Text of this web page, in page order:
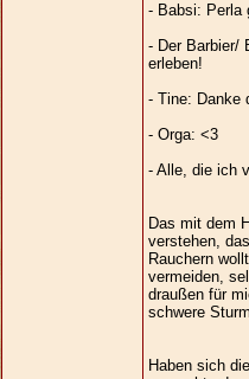
- Babsi: Perla
- Der Barbier/
erleben!
- Tine: Danke
- Orga: <3
- Alle, die ich
Das mit dem
verstehen,
Rauchern
vermeiden,
draußen für
schwere
Haben sich